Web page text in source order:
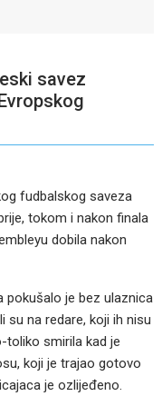
savez
fudbalskog saveza
tokom i nakon finala
dobila nakon
pokušalo je bez ulaznica
su na redare, koji ih nisu
toliko smirila kad je
koji je trajao gotovo
je ozlijeđeno.